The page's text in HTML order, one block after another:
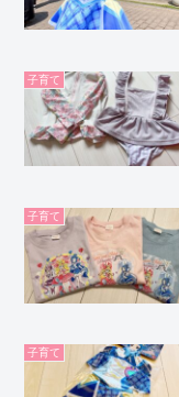
子育て
子育て
子育て